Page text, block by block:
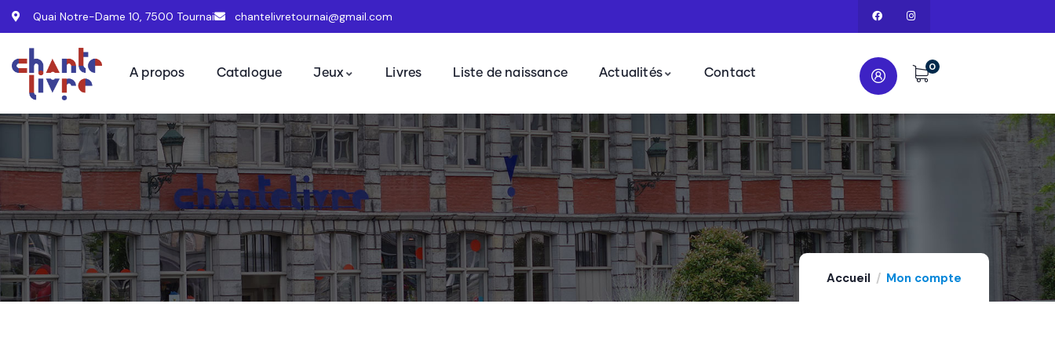
Quai Notre-Dame 10, 7500 Tournai chantelivretournai@gmail.com
A propos Catalogue Jeux Livres Liste de naissance Actualités Contact
0
Accueil Mon compte